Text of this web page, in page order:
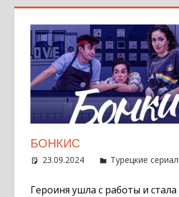
БОНКИС
23.09.2024 Администратор
Турецкие
Героиня ушла с работы и стала